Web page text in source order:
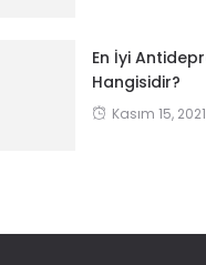
En İyi
Hangisidir?
Kasım 15, 2021